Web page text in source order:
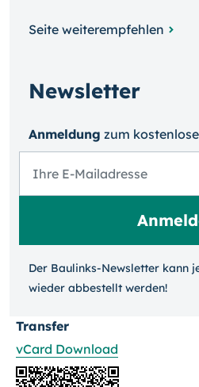
Seite weiterempfehlen
Newsletter
Anmeldung zum
Der Baulinks-Newsletter kann
wieder ab­bestellt werden!
Transfer
vCard Download